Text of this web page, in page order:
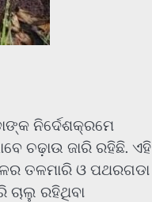
ନିର୍ଦେଶକ୍ରମେ
ଚଢ଼ାଉ ଜାରି ରହିଛି. ଏହି
ତଳମାରି ଓ ପଥରଗଡା
ଚାଲୁ ରହିଥିବା